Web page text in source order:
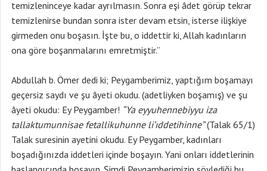
temizleninceye kadar ayrılmasın. Sonra eşi âdet görüp tekrar
temizlenirse bundan sonra ister devam etsin, isterse ilişkiye
girmeden onu boşasın. İşte bu, o iddettir ki, Allah kadınların
ona göre boşanmalarını emretmiştir.”
Abdullah b. Ömer dedi ki; Peygamberimiz, yaptığım boşamayı
geçersiz saydı ve şu âyeti okudu. (adetliyken boşamış) ve şu
âyeti okudu: Ey Peygamber! “Ya eyyuhennebiyyu iza
tallaktumunnisae fetallikuhunne li’ıddetihinne”(Talak 65/1)
Talak suresinin ayetini okudu. Ey Peygamber, kadınları
boşadığınızda iddetleri içinde boşayın. Yani onları iddetlerinin